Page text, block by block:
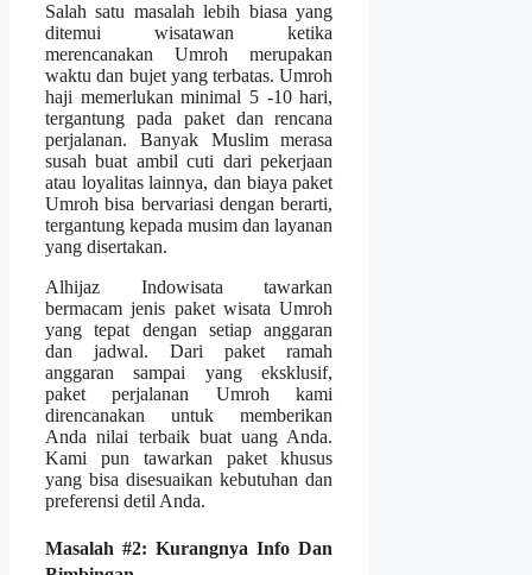
Salah satu masalah lebih biasa yang
ditemui wisatawan ketika
merencanakan Umroh merupakan
waktu dan bujet yang terbatas. Umroh
haji memerlukan minimal 5 -10 hari,
tergantung pada paket dan rencana
perjalanan. Banyak Muslim merasa
susah buat ambil cuti dari pekerjaan
atau loyalitas lainnya, dan biaya paket
Umroh bisa bervariasi dengan berarti,
tergantung kepada musim dan layanan
yang disertakan.
Alhijaz Indowisata tawarkan
bermacam jenis paket wisata Umroh
yang tepat dengan setiap anggaran
dan jadwal. Dari paket ramah
anggaran sampai yang eksklusif,
paket perjalanan Umroh kami
direncanakan untuk memberikan
Anda nilai terbaik buat uang Anda.
Kami pun tawarkan paket khusus
yang bisa disesuaikan kebutuhan dan
preferensi detil Anda.
Masalah #2: Kurangnya Info Dan